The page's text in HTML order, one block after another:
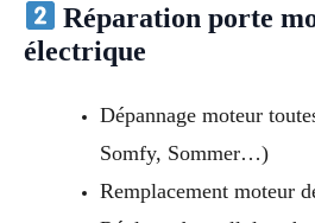
Réparation porte
électrique
Dépannage moteur
Somfy, Sommer…)
Remplacement moteur